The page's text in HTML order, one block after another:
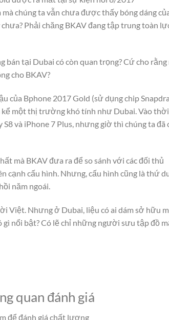
chúng ta vẫn chưa được thấy bóng dáng
Phải chăng BKAV đang tập trung toàn
tại Dubai có còn quan trọng? Cứ cho
cho BKAV?
của Bphone 2017 Gold (sử dụng chip
kể một thị trường khó tính như Dubai. Vào
và iPhone 7 Plus, nhưng giờ thì chúng ta đã
mà BKAV đưa ra để so sánh với các đối thủ
cạnh cấu hình. Nhưng, cấu hình cũng là thứ
năm ngoái.
Việt. Nhưng ở Dubai, liệu có ai dám sở hữu
nổi bật? Có lẽ chỉ những người sưu tập đồ
quan đánh giá
để đánh giá chất lượng